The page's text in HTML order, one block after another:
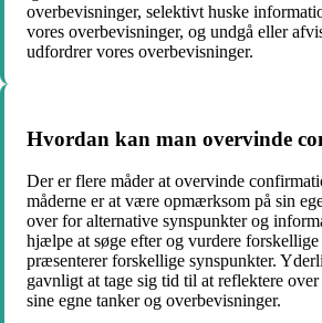
overbevisninger, selektivt huske
vores overbevisninger, og undgå eller
udfordrer vores overbevisninger.
Hvordan kan man overvinde
Der er flere måder at overvinde
måderne er at være opmærksom på sin
over for alternative synspunkter og
hjælpe at søge efter og vurdere
præsenterer forskellige synspunkter.
gavnligt at tage sig tid til at reflektere
sine egne tanker og overbevisninger.